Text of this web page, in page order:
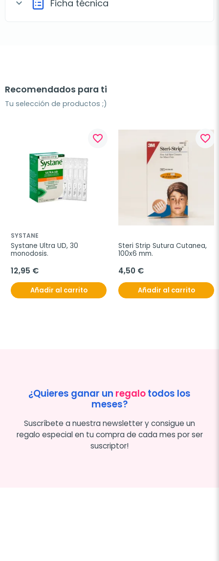
expand_more Ficha técnica
Recomendados para ti
Tu selección de productos ;)
favorite_border
SYSTANE
Systane Ultra UD, 30
monodosis.
12,95 €
Añadir al carrito
favorite_border
Steri Strip Sutura Cutanea,
100x6 mm.
4,50 €
Añadir al carrito
¿Quieres ganar un regalotodos los
meses?
Suscríbete a nuestra newsletter y consigue un
regalo especial en tu compra de cada mes por ser
suscriptor!